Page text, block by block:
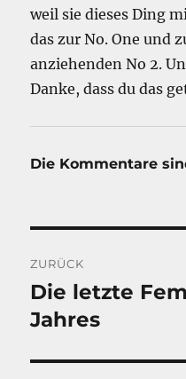
weil sie dieses Ding
das zur No. One und
anziehenden No 2.
Danke, dass du das
Die Kommentare
ZURÜCK
Vorheriger
Beitrag:
Die letzte
Jahres